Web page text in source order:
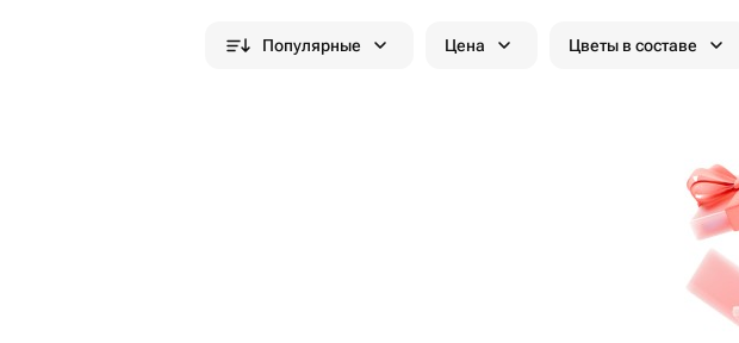
Популярные Цена Цветы в составе